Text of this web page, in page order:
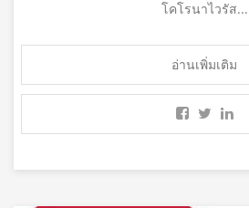
โคโรนาไวรัส...
อ่านเพิ่มเติม